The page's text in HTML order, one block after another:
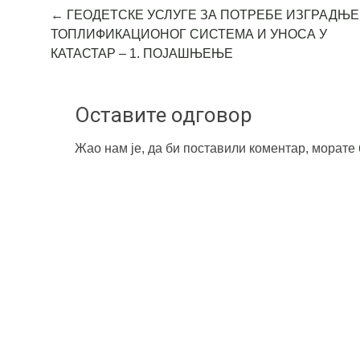
Post
navigation
← ГЕОДЕТСКЕ УСЛУГЕ ЗА ПОТРЕБЕ ИЗГРАДЊЕ
ТОПЛИФИКАЦИОНОГ СИСТЕМА И УНОСА У
КАТАСТАР – 1. ПОЈАШЊЕЊЕ
Оставите одговор
Жао нам је, да би поставили коментар, морате